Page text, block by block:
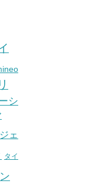
シ
ジェ
タイ